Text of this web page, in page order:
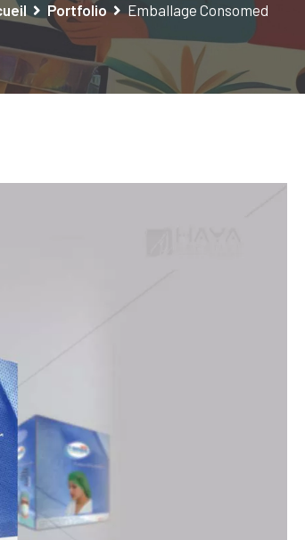
Portfolio Emballage Consomed